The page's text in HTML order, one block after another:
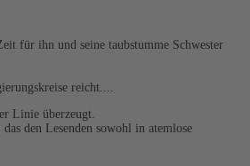
für ihn und seine taubstumme Schwester
reicht....
Linie überzeugt.
den Lesenden sowohl in atemlose